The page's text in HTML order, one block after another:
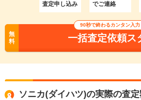
査定申し込み
でご連絡
無
料
90秒で終わるカンタン入力
一括査定依頼ス
ソニカ(ダイハツ)の実際の査